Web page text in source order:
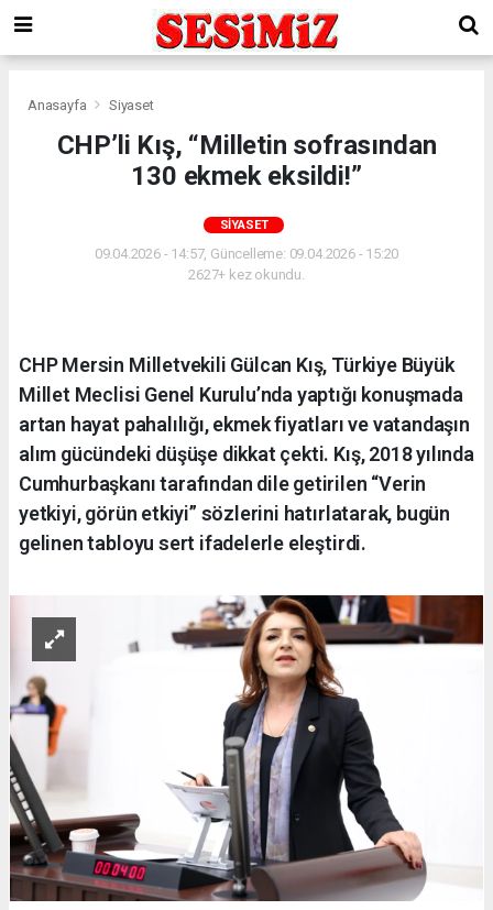
Anasayfa Siyaset
CHP’li Kış, “Milletin sofrasından
130 ekmek eksildi!”
SIYASET
09.04.2026 - 14:57, Güncelleme: 09.04.2026 - 15:20
2627+ kez okundu.
CHP Mersin Milletvekili Gülcan Kış, Türkiye Büyük
Millet Meclisi Genel Kurulu’nda yaptığı konuşmada
artan hayat pahalılığı, ekmek fiyatları ve vatandaşın
alım gücündeki düşüşe dikkat çekti. Kış, 2018 yılında
Cumhurbaşkanı tarafından dile getirilen “Verin
yetkiyi, görün etkiyi” sözlerini hatırlatarak, bugün
gelinen tabloyu sert ifadelerle eleştirdi.